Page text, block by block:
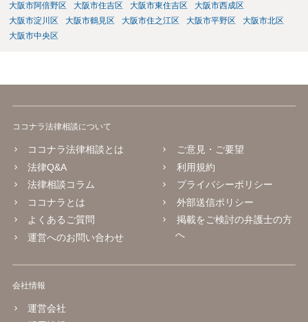
大阪市阿倍野区
大阪市住吉区 大阪市東住吉区
大阪市西成区
大阪市淀川区
大阪市鶴見区 大阪市住之江区 大阪市平野区
大阪市北区
大阪市中央区
ココナラ法律相談について
ココナラ法律相談とは
法律Q&A
法律相談コラム
ココナラとは
よくあるご質問
運営へのお問い合わせ
ご意見・ご要望
利用規約
プライバシーポリシー
外部送信ポリシー
掲載をご検討の弁護士の方
へ
会社情報
運営会社